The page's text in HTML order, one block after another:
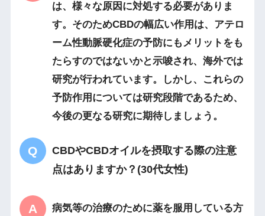
は、様々な原因に対処する必要がありま
す。そのためCBDの幅広い作用は、アテロ
ーム性動脈硬化症の予防にもメリットをも
たらすのではないかと示唆され、海外では
研究が行われています。しかし、これらの
予防作用については研究段階であるため、
今後の更なる研究に期待しましょう。
CBDやCBDオイルを摂取する際の注意
点はありますか？(30代女性)
病気等の治療のために薬を服用している方